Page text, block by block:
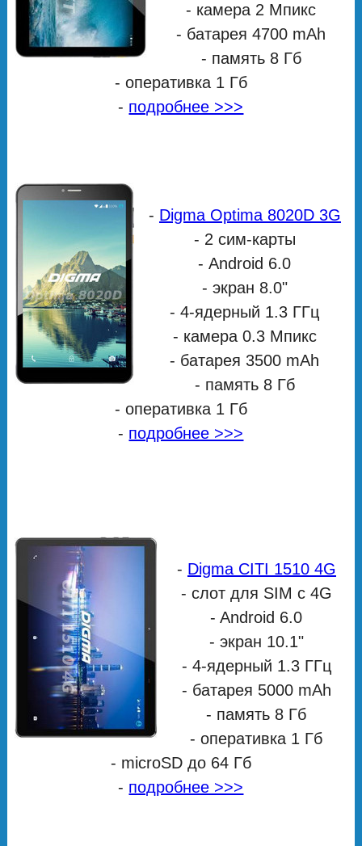
- камера 2 Мпикс
- батарея 4700 mAh
- память 8 Гб
- оперативка 1 Гб
- подробнее >>>
- Digma Optima 8020D 3G
- 2 сим-карты
- Android 6.0
- экран 8.0"
- 4-ядерный 1.3 ГГц
- камера 0.3 Мпикс
- батарея 3500 mAh
- память 8 Гб
- оперативка 1 Гб
- подробнее >>>
- Digma CITI 1510 4G
- cлот для SIM с 4G
- Android 6.0
- экран 10.1"
- 4-ядерный 1.3 ГГц
- батарея 5000 mAh
- память 8 Гб
- оперативка 1 Гб
- microSD до 64 Гб
- подробнее >>>